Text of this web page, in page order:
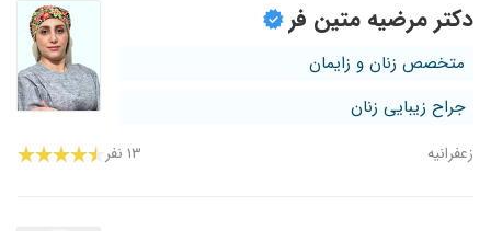
دکتر مرضیه متین فر
متخصص زنان و زایمان
جراح زیبایی زنان
زعفرانیه ۱۳ نفر